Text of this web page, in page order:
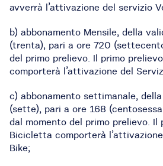
avverrà l’attivazione del servizio
b) abbonamento Mensile, della
(trenta), pari a ore 720
del primo prelievo. Il primo
comporterà l’attivazione del
c) abbonamento settimanale,
(sette), pari a ore 168
dal momento del primo prelievo. Il
Bicicletta comporterà
Bike;